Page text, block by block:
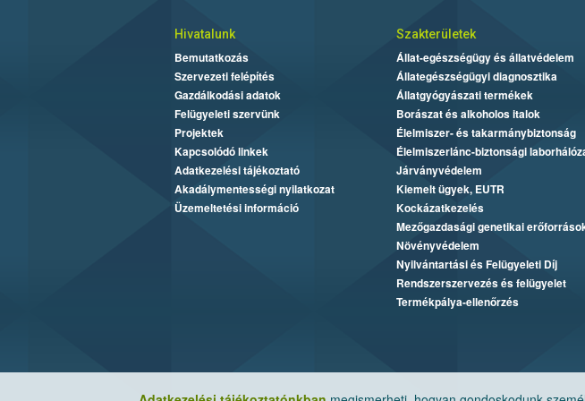
Hivatalunk
Bemutatkozás
Szervezeti felépítés
Gazdálkodási adatok
Felügyeleti szervünk
Projektek
Kapcsolódó linkek
Adatkezelési tájékoztató
Akadálymentességi nyilatkozat
Üzemeltetési információ
Szakterületek
Állat-egészségügy és állatvédelem
Állategészségügyi diagnosztika
Állatgyógyászati termékek
Borászat és alkoholos italok
Élelmiszer- és takarmánybiztonság
Élelmiszerlánc-biztonsági
Járványvédelem
Kiemelt ügyek, EUTR
Kockázatkezelés
Mezőgazdasági genetikai
Növényvédelem
Nyilvántartási és Felügyeleti Díj
Rendszerszervezés és felügyelet
Termékpálya-ellenőrzés